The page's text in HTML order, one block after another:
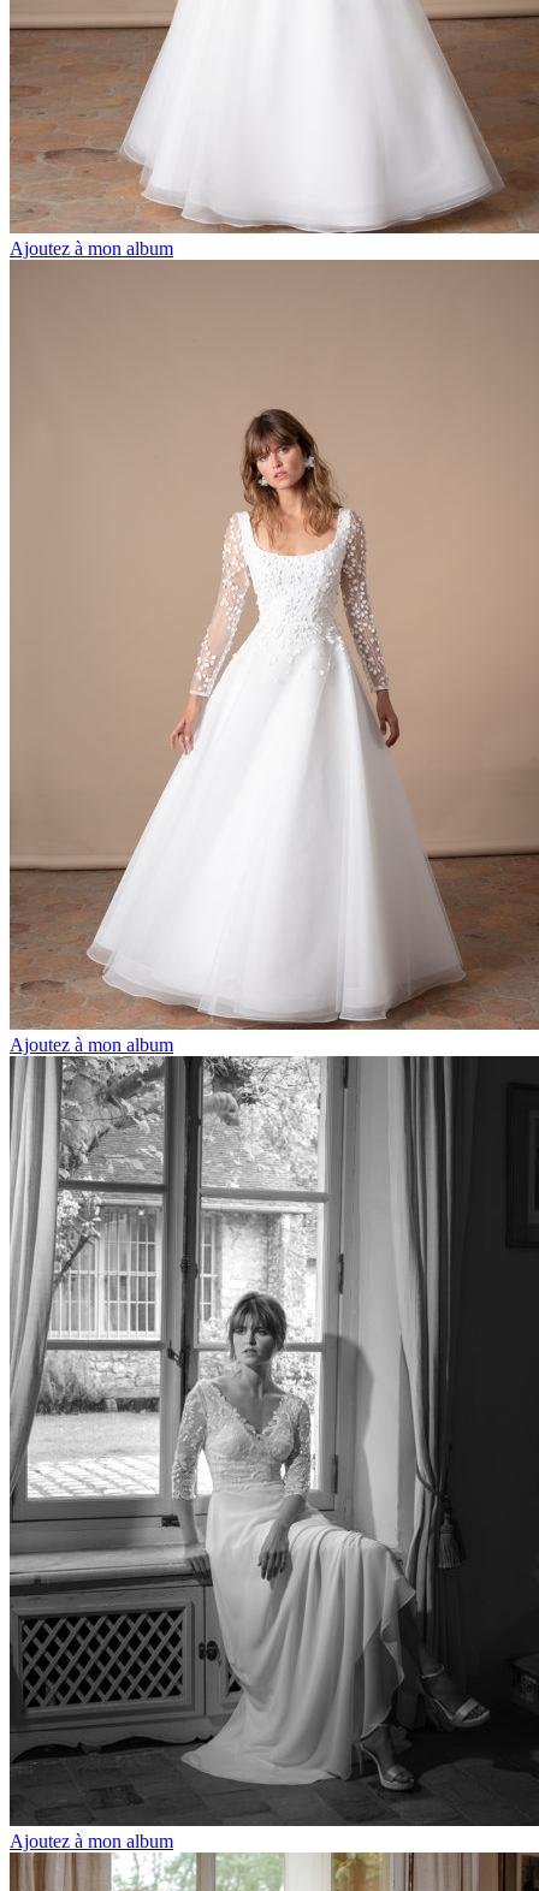
Ajoutez à mon album
Ajoutez à mon album
Ajoutez à mon album